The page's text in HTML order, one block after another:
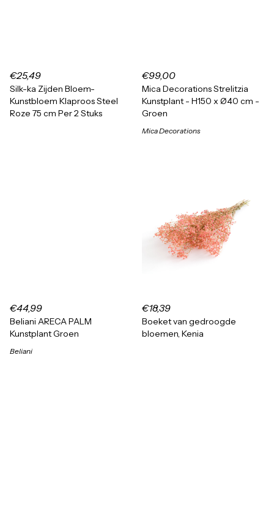
€25,49
Silk-ka Zijden Bloem-
Kunstbloem Klaproos Steel
Roze 75 cm Per 2 Stuks
€99,00
Mica Decorations Strelitzia
Kunstplant - H150 x Ø40 cm -
Groen
Mica Decorations
€44,99
Beliani ARECA PALM
Kunstplant Groen
Beliani
€18,39
Boeket van gedroogde
bloemen, Kenia